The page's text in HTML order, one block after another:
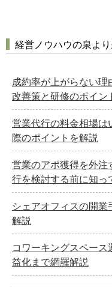
経営ノウハウの泉よ
成約率が上がらない
改善策と研修のポイン
営業代行の料金相場は
際のポイントを解説
営業のアポ獲得を外注
行を検討する前に知
シェアオフィスの開
解説
コワーキングスペー
益化まで網羅解説